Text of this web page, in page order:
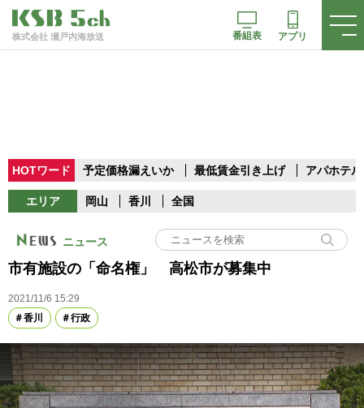
株式会社 瀬戸内海放送 番組表 アプリ
HOTワード 予定価格漏えいか 最低賃金引き上げ アパホテル
エリア 岡山 香川 全国
ニュース
市有施設の「命名権」 高松市が募集中
2021/11/6 15:29
香川
行政